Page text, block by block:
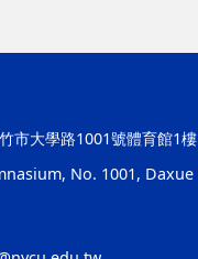
市大學路1001號體育館1樓
No. 1001,